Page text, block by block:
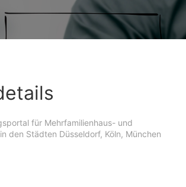
für Mehrfamilienhaus- und
den Städten Düsseldorf, Köln, München